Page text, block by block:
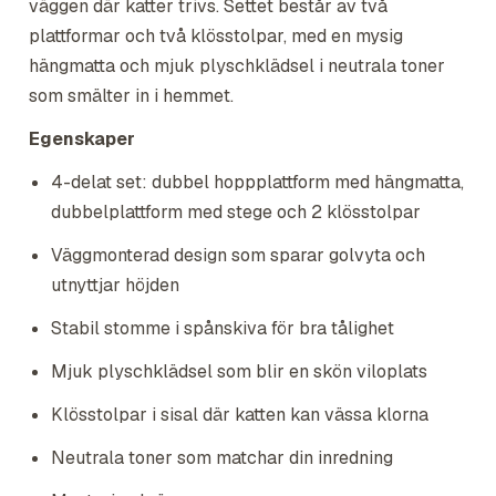
väggen där katter trivs. Settet består av två
plattformar och två klösstolpar, med en mysig
hängmatta och mjuk plyschklädsel i neutrala toner
som smälter in i hemmet.
Egenskaper
4-delat set: dubbel hoppplattform med hängmatta,
dubbelplattform med stege och 2 klösstolpar
Väggmonterad design som sparar golvyta och
utnyttjar höjden
Stabil stomme i spånskiva för bra tålighet
Mjuk plyschklädsel som blir en skön viloplats
Klösstolpar i sisal där katten kan vässa klorna
Neutrala toner som matchar din inredning